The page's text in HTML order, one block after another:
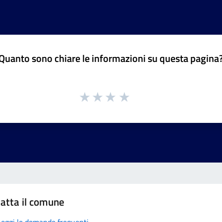
sono chiare le informazioni su questa
il comune